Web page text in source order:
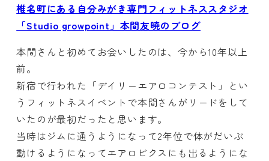
椎名町にある自分みがき専門フィットネススタジオ
「Studio growpoint」本間友暁のブログ
本間さんと初めてお会いしたのは、今から10年以上
前。
新宿で行われた「デイリーエアロコンテスト」とい
うフィットネスイベントで本間さんがリードをして
いたのが最初だったと思います。
当時はジムに通うようになって2年位で体がだいぶ
動けるようになってエアロビクスにも出るようにな